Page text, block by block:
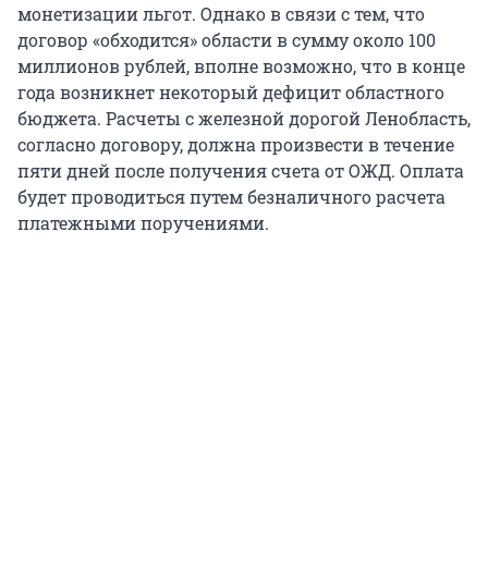
монетизации льгот. Однако в связи с тем, что
договор «обходится» области в сумму около 100
миллионов рублей, вполне возможно, что в конце
года возникнет некоторый дефицит областного
бюджета. Расчеты с железной дорогой Ленобласть,
согласно договору, должна произвести в течение
пяти дней после получения счета от ОЖД. Оплата
будет проводиться путем безналичного расчета
платежными поручениями.